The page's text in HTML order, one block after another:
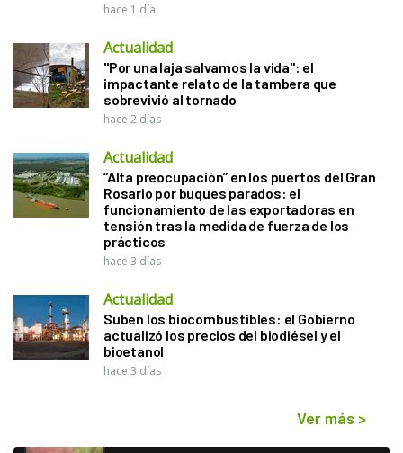
hace 1 día
Actualidad
"Por una laja salvamos la vida": el
impactante relato de la tambera que
sobrevivió al tornado
hace 2 días
Actualidad
“Alta preocupación” en los puertos del Gran
Rosario por buques parados: el
funcionamiento de las exportadoras en
tensión tras la medida de fuerza de los
prácticos
hace 3 días
Actualidad
Suben los biocombustibles: el Gobierno
actualizó los precios del biodiésel y el
bioetanol
hace 3 días
Ver más >